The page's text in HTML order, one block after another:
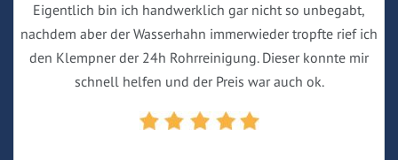
Eigentlich bin ich handwerklich gar nicht so unbegabt,
nachdem aber der Wasserhahn immerwieder tropfte rief ich
den Klempner der 24h Rohrreinigung. Dieser konnte mir
schnell helfen und der Preis war auch ok.